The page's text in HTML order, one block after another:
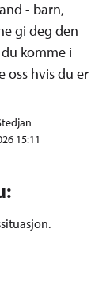
- barn,
gi deg den
komme i
oss hvis du er
15:11